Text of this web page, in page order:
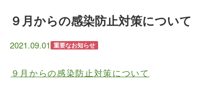
９月からの感染防止対策について
2021.09.01 重要なお知らせ
９月からの感染防止対策について